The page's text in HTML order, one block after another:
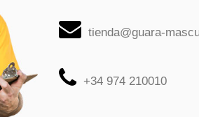
tienda@guara-
+34 974 210010